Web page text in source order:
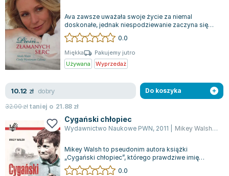
Repetytoria, testy i materiały pomocnicze
Agatha Christie
Witold Gadowski
Jan Pietrzak
Marcin Kowalczyk
Piotr Zychowicz
Piotr Kościelny
Jan Piński
Zygmunt Freud
Agata Passent
Michel Moran
Maciej Orłoś
Jo Nesbo
Ava zawsze uważała swoje życie za niemal
doskonałe, jednak niespodziewanie zaczyna się
ono rozsypywać. W miarę jak zagłębia się w...
0.0
Miękka
Pakujemy jutro
Używana
Wyprzedaż
10.12 zł dobry
32.00złtaniej o 21.88 zł
Do koszyka
Cygański chłopiec
Wydawnictwo Naukowe PWN, 2011 Mikey Walsh
,
Mikey Walsh to pseudonim autora książki
„Cygański chłopiec”, którego prawdziwe imię
pozostaje owiane tajemnicą. Mikey przyszedł na...
0.0